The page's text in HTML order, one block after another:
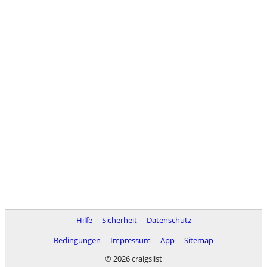
Hilfe Sicherheit
Datenschutz
Bedingungen
Impressum App
Sitemap
© 2026 craigslist